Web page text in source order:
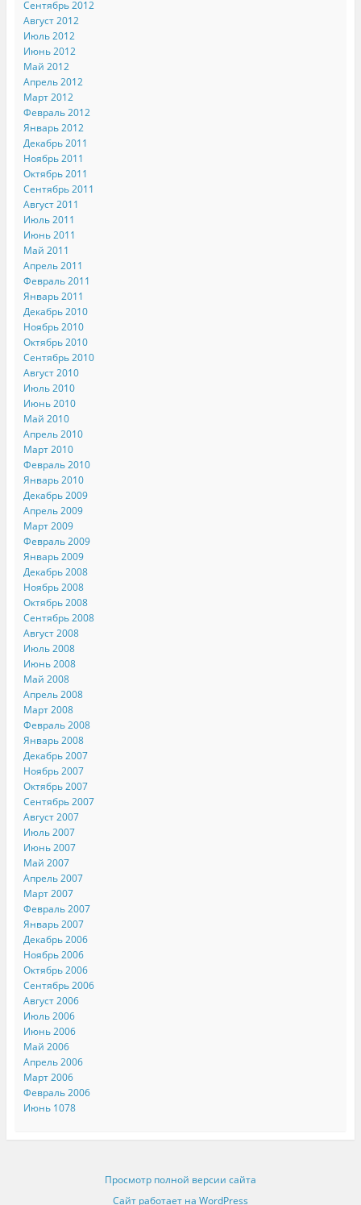
Сентябрь 2012
Август 2012
Июль 2012
Июнь 2012
Май 2012
Апрель 2012
Март 2012
Февраль 2012
Январь 2012
Декабрь 2011
Ноябрь 2011
Октябрь 2011
Сентябрь 2011
Август 2011
Июль 2011
Июнь 2011
Май 2011
Апрель 2011
Февраль 2011
Январь 2011
Декабрь 2010
Ноябрь 2010
Октябрь 2010
Сентябрь 2010
Август 2010
Июль 2010
Июнь 2010
Май 2010
Апрель 2010
Март 2010
Февраль 2010
Январь 2010
Декабрь 2009
Апрель 2009
Март 2009
Февраль 2009
Январь 2009
Декабрь 2008
Ноябрь 2008
Октябрь 2008
Сентябрь 2008
Август 2008
Июль 2008
Июнь 2008
Май 2008
Апрель 2008
Март 2008
Февраль 2008
Январь 2008
Декабрь 2007
Ноябрь 2007
Октябрь 2007
Сентябрь 2007
Август 2007
Июль 2007
Июнь 2007
Май 2007
Апрель 2007
Март 2007
Февраль 2007
Январь 2007
Декабрь 2006
Ноябрь 2006
Октябрь 2006
Сентябрь 2006
Август 2006
Июль 2006
Июнь 2006
Май 2006
Апрель 2006
Март 2006
Февраль 2006
Июнь 1078
Просмотр полной версии сайта
Сайт работает на WordPress